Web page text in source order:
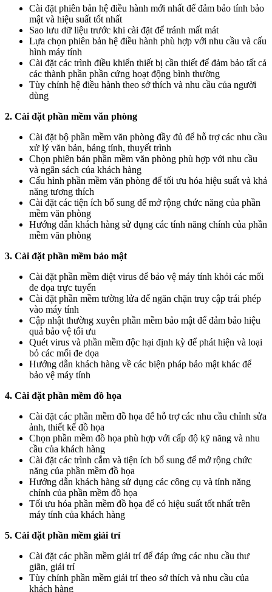
Cài đặt phiên bản hệ điều hành mới nhất để đảm bảo tính bảo
mật và hiệu suất tốt nhất
Sao lưu dữ liệu trước khi cài đặt để tránh mất mát
Lựa chọn phiên bản hệ điều hành phù hợp với nhu cầu và cấu
hình máy tính
Cài đặt các trình điều khiển thiết bị cần thiết để đảm bảo tất cả
các thành phần phần cứng hoạt động bình thường
Tùy chỉnh hệ điều hành theo sở thích và nhu cầu của người
dùng
2. Cài đặt phần mềm văn phòng
Cài đặt bộ phần mềm văn phòng đầy đủ để hỗ trợ các nhu cầu
xử lý văn bản, bảng tính, thuyết trình
Chọn phiên bản phần mềm văn phòng phù hợp với nhu cầu
và ngân sách của khách hàng
Cấu hình phần mềm văn phòng để tối ưu hóa hiệu suất và khả
năng tương thích
Cài đặt các tiện ích bổ sung để mở rộng chức năng của phần
mềm văn phòng
Hướng dẫn khách hàng sử dụng các tính năng chính của phần
mềm văn phòng
3. Cài đặt phần mềm bảo mật
Cài đặt phần mềm diệt virus để bảo vệ máy tính khỏi các mối
đe dọa trực tuyến
Cài đặt phần mềm tường lửa để ngăn chặn truy cập trái phép
vào máy tính
Cập nhật thường xuyên phần mềm bảo mật để đảm bảo hiệu
quả bảo vệ tối ưu
Quét virus và phần mềm độc hại định kỳ để phát hiện và loại
bỏ các mối đe dọa
Hướng dẫn khách hàng về các biện pháp bảo mật khác để
bảo vệ máy tính
4. Cài đặt phần mềm đồ họa
Cài đặt các phần mềm đồ họa để hỗ trợ các nhu cầu chỉnh sửa
ảnh, thiết kế đồ họa
Chọn phần mềm đồ họa phù hợp với cấp độ kỹ năng và nhu
cầu của khách hàng
Cài đặt các trình cắm và tiện ích bổ sung để mở rộng chức
năng của phần mềm đồ họa
Hướng dẫn khách hàng sử dụng các công cụ và tính năng
chính của phần mềm đồ họa
Tối ưu hóa phần mềm đồ họa để có hiệu suất tốt nhất trên
máy tính của khách hàng
5. Cài đặt phần mềm giải trí
Cài đặt các phần mềm giải trí để đáp ứng các nhu cầu thư
giãn, giải trí
Tùy chỉnh phần mềm giải trí theo sở thích và nhu cầu của
khách hàng